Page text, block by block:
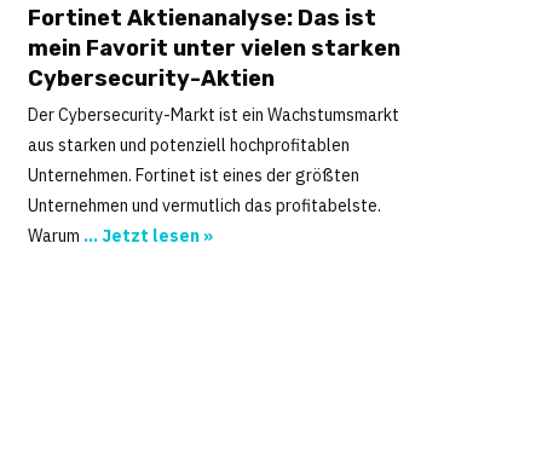
Fortinet Aktienanalyse: Das ist
mein Favorit unter vielen starken
Cybersecurity-Aktien
Der Cybersecurity-Markt ist ein Wachstumsmarkt
aus starken und potenziell hochprofitablen
Unternehmen. Fortinet ist eines der größten
Unternehmen und vermutlich das profitabelste.
Warum ... Jetzt lesen »